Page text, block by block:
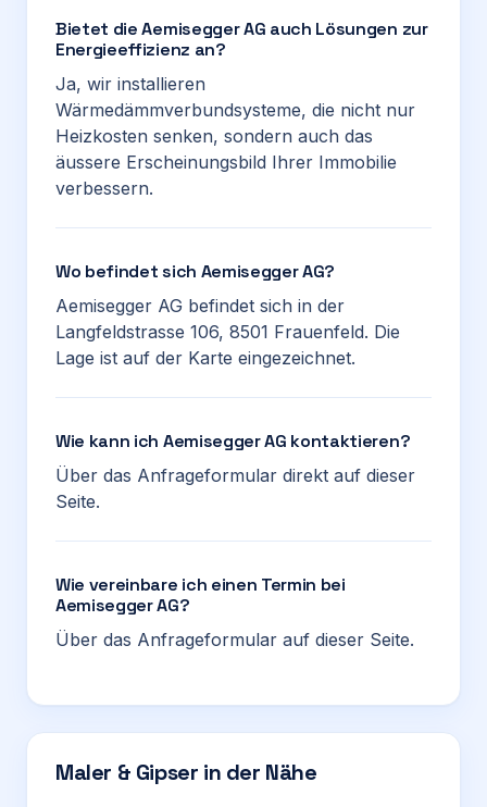
Bietet die Aemisegger AG auch Lösungen zur
Energieeffizienz an?
Ja, wir installieren
Wärmedämmverbundsysteme, die nicht nur
Heizkosten senken, sondern auch das
äussere Erscheinungsbild Ihrer Immobilie
verbessern.
Wo befindet sich Aemisegger AG?
Aemisegger AG befindet sich in der
Langfeldstrasse 106, 8501 Frauenfeld. Die
Lage ist auf der Karte eingezeichnet.
Wie kann ich Aemisegger AG kontaktieren?
Über das Anfrageformular direkt auf dieser
Seite.
Wie vereinbare ich einen Termin bei
Aemisegger AG?
Über das Anfrageformular auf dieser Seite.
Maler & Gipser in der Nähe